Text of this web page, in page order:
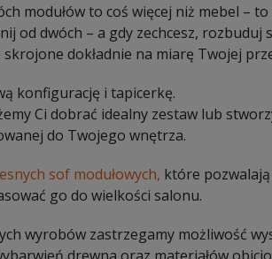
modułów to coś więcej niż mebel – to
od dwóch – a gdy zechcesz, rozbuduj
dokładnie na miarę Twojej
konfigurację i tapicerkę.
Ci dobrać idealny zestaw lub
do Twojego wnętrza.
sof modułowych, które
go do wielkości salonu.
wyrobów zastrzegamy możliwość